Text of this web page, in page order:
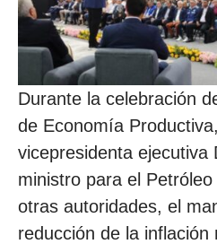
Durante la celebración
de Economía
vicepresidenta ejecutiva
ministro para el
otras autoridades, el
reducción de la